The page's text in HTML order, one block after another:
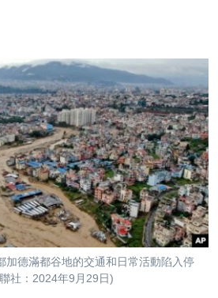
加德滿都谷地的交通和日常活動陷入停
社：2024年9月29日)